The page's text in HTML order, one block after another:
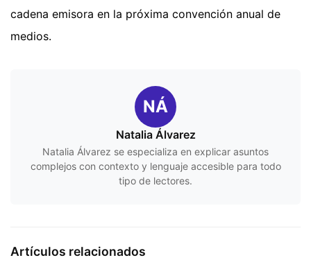
cadena emisora en la próxima convención anual de
medios.
NÁ
Natalia Álvarez
Natalia Álvarez se especializa en explicar asuntos
complejos con contexto y lenguaje accesible para todo
tipo de lectores.
Artículos relacionados